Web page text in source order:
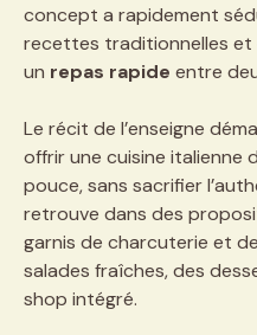
concept a rapidement
recettes traditionnelles et
un repas rapide entre
Le récit de l’enseigne
offrir une cuisine italienne
pouce, sans sacrifier
retrouve dans des
garnis de charcuterie et
salades fraîches, des
shop intégré.